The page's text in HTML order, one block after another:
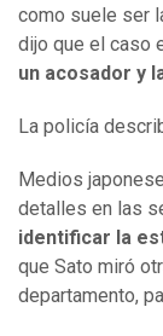
como suele ser
dijo que el caso
un acosador y
La policía
Medios
detalles en las
identificar la
que Sato miró
departamento,